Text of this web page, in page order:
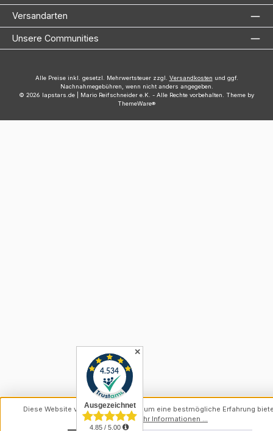
Versandarten
Unsere Communities
Alle Preise inkl. gesetzl. Mehrwertsteuer zzgl. Versandkosten und ggf.
Nachnahmegebühren, wenn nicht anders angegeben.
© 2026 lapstars.de | Mario Reifschneider e.K. - Alle Rechte vorbehalten. Theme by
ThemeWare®
✕
Diese Website verwendet Cookies, um eine bestmögliche Erfahrung
können.Mehr Informationen ...